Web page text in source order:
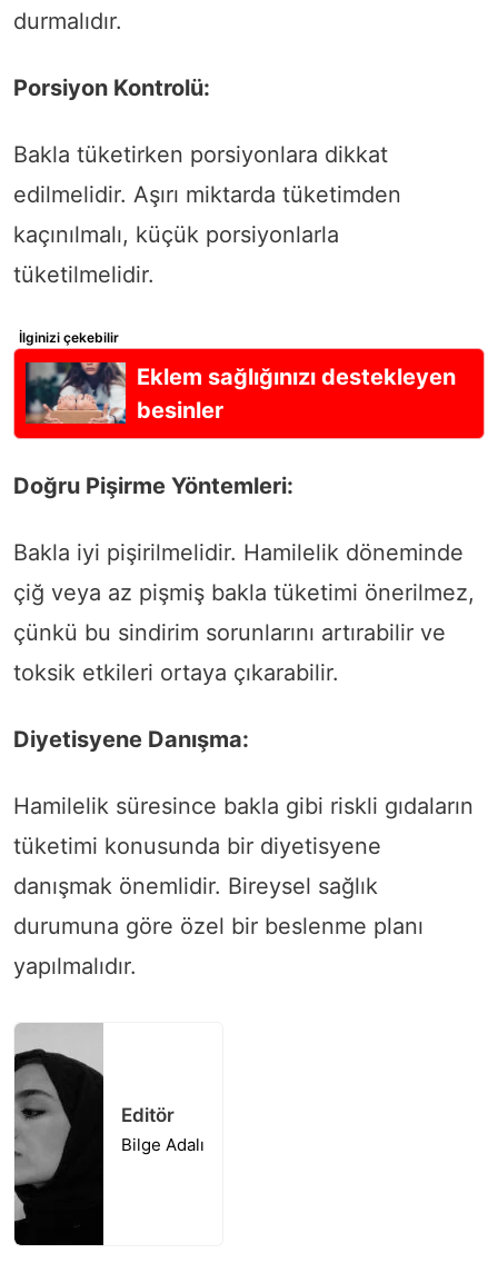
durmalıdır.
Porsiyon Kontrolü:
Bakla tüketirken porsiyonlara dikkat
edilmelidir. Aşırı miktarda tüketimden
kaçınılmalı, küçük porsiyonlarla
tüketilmelidir.
İlginizi çekebilir
Eklem sağlığınızı destekleyen
besinler
Doğru Pişirme Yöntemleri:
Bakla iyi pişirilmelidir. Hamilelik döneminde
çiğ veya az pişmiş bakla tüketimi önerilmez,
çünkü bu sindirim sorunlarını artırabilir ve
toksik etkileri ortaya çıkarabilir.
Diyetisyene Danışma:
Hamilelik süresince bakla gibi riskli gıdaların
tüketimi konusunda bir diyetisyene
danışmak önemlidir. Bireysel sağlık
durumuna göre özel bir beslenme planı
yapılmalıdır.
Editör
Bilge Adalı